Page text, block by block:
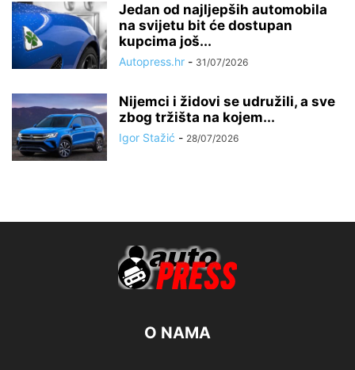
Jedan od najljepših automobila
na svijetu bit će dostupan
kupcima još...
Autopress.hr - 31/07/2026
Nijemci i židovi se udružili, a sve
zbog tržišta na kojem...
Igor Stažić - 28/07/2026
O NAMA